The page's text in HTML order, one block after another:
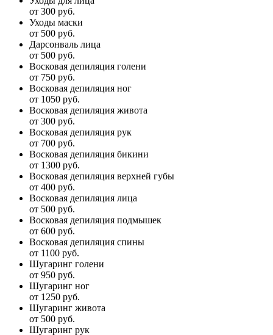
от 300 руб.
Уходы маски
от 500 руб.
Дарсонваль лица
от 500 руб.
Восковая депиляция голени
от 750 руб.
Восковая депиляция ног
от 1050 руб.
Восковая депиляция живота
от 300 руб.
Восковая депиляция рук
от 700 руб.
Восковая депиляция бикини
от 1300 руб.
Восковая депиляция верхней губы
от 400 руб.
Восковая депиляция лица
от 500 руб.
Восковая депиляция подмышек
от 600 руб.
Восковая депиляция спины
от 1100 руб.
Шугаринг голени
от 950 руб.
Шугаринг ног
от 1250 руб.
Шугаринг живота
от 500 руб.
Шугаринг рук